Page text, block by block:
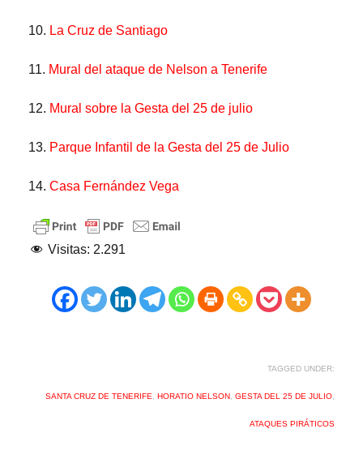
10. La Cruz de Santiago
11. Mural del ataque de Nelson a Tenerife
12. Mural sobre la Gesta del 25 de julio
13. Parque Infantil de la Gesta del 25 de Julio
14. Casa Fernández Vega
Visitas: 2.291
TAGGED UNDER:
SANTA CRUZ DE TENERIFE HORATIO NELSON GESTA DEL 25 DE JULIO
ATAQUES PIRÁTICOS